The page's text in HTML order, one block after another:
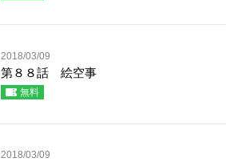
2018/03/09
第８８話 絵空事
無料
2018/03/09